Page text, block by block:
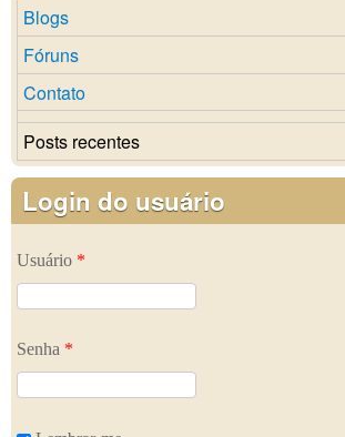
Blogs
Fóruns
Contato
Posts recentes
Login do usuário
Usuário *
Senha *